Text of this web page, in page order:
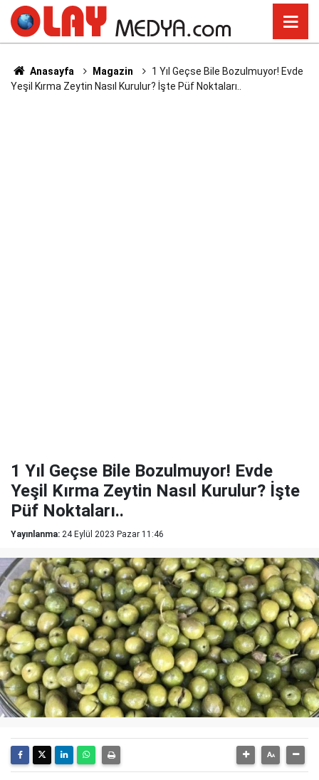
Anasayfa Magazin
1 Yıl Geçse Bile Bozulmuyor! Evde
Yeşil Kırma Zeytin Nasıl Kurulur? İşte Püf Noktaları..
1 Yıl Geçse Bile Bozulmuyor! Evde
Yeşil Kırma Zeytin Nasıl Kurulur? İşte
Püf Noktaları..
Yayınlanma: 24 Eylül 2023 Pazar 11:46